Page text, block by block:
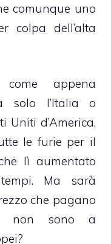
comunque uno
colpa dell’alta
come appena
solo l’Italia o
Uniti d’America,
le furie per il
lì aumentato
Ma sarà
che pagano
non sono a